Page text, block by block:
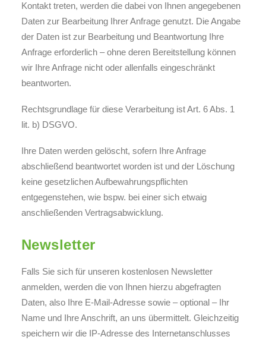
Kontakt treten, werden die dabei von Ihnen angegebenen
Daten zur Bearbeitung Ihrer Anfrage genutzt. Die Angabe
der Daten ist zur Bearbeitung und Beantwortung Ihre
Anfrage erforderlich – ohne deren Bereitstellung können
wir Ihre Anfrage nicht oder allenfalls eingeschränkt
beantworten.
Rechtsgrundlage für diese Verarbeitung ist Art. 6 Abs. 1
lit. b) DSGVO.
Ihre Daten werden gelöscht, sofern Ihre Anfrage
abschließend beantwortet worden ist und der Löschung
keine gesetzlichen Aufbewahrungspflichten
entgegenstehen, wie bspw. bei einer sich etwaig
anschließenden Vertragsabwicklung.
Newsletter
Falls Sie sich für unseren kostenlosen Newsletter
anmelden, werden die von Ihnen hierzu abgefragten
Daten, also Ihre E-Mail-Adresse sowie – optional – Ihr
Name und Ihre Anschrift, an uns übermittelt. Gleichzeitig
speichern wir die IP-Adresse des Internetanschlusses